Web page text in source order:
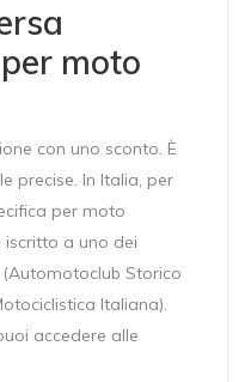
moto
con uno sconto. È
precise. In Italia, per
per moto
iscritto a uno dei
(Automotoclub Storico
Italiana).
accedere alle